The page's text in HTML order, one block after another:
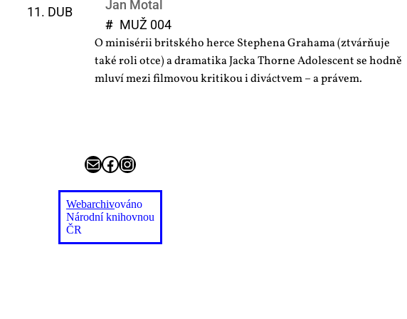
11. DUB
Jan Motal
# MUŽ 004
O minisérii britského herce Stephena Grahama (ztvárňuje
také roli otce) a dramatika Jacka Thorne Adolescent se hodně
mluví mezi filmovou kritikou i diváctvem – a právem.
E-mailFacebook
Instagram
Webarchivováno
Národní knihovnou
ČR